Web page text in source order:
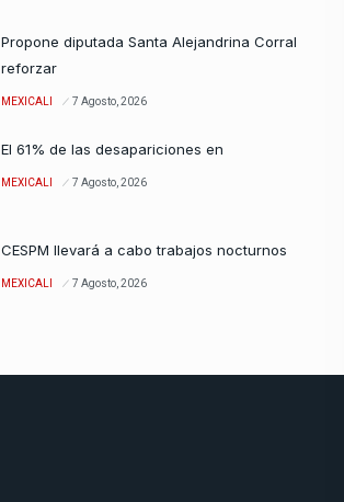
Propone diputada Santa Alejandrina Corral
reforzar
MEXICALI 7 Agosto, 2026
El 61% de las desapariciones en
MEXICALI 7 Agosto, 2026
CESPM llevará a cabo trabajos nocturnos
MEXICALI 7 Agosto, 2026